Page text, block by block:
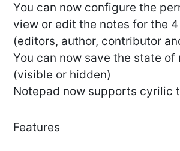
You can now configure the
view or edit the notes for the
(editors, author, contributor
You can now save the state of
(visible or hidden)
Notepad now supports cyrilic
Features